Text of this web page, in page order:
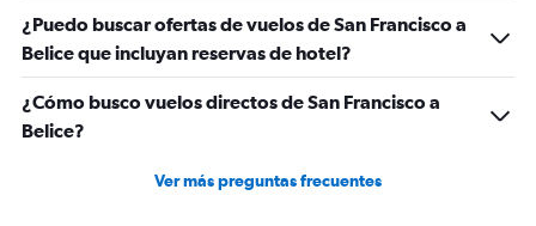
¿Puedo buscar ofertas de vuelos de San Francisco a
Belice que incluyan reservas de hotel?
¿Cómo busco vuelos directos de San Francisco a
Belice?
Ver más preguntas frecuentes